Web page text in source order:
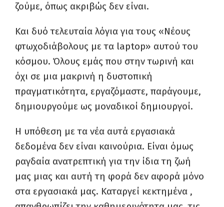
ζούμε, όπως ακριβώς δεν είναι.
Και δυό τελευταία λόγια για τους «Νέους
φτωχοδιάβολους με τα laptop» αυτού του
κόσμου. Όλους εμάς που στην τωρινή και
όχι σε μια μακρινή η δυστοπική
πραγματικότητα, εργαζόμαστε, παράγουμε,
δημιουργούμε ως μοναδικοί δημιουργοί.
Η υπόθεση με τα νέα αυτά εργασιακά
δεδομένα δεν είναι καινούρια. Είναι όμως
ραγδαία ανατρεπτική για την ίδια τη ζωή
μας μιας και αυτή τη φορά δεν αφορά μόνο
στα εργασιακά μας. Καταργεί κεκτημένα ,